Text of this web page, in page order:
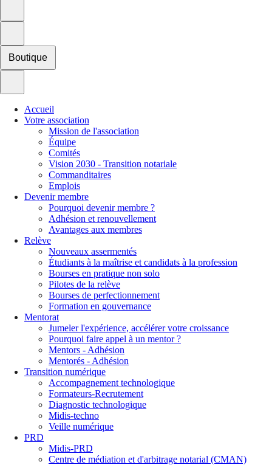
Boutique
Accueil
Votre association
Mission de l'association
Équipe
Comités
Vision 2030 - Transition notariale
Commanditaires
Emplois
Devenir membre
Pourquoi devenir membre ?
Adhésion et renouvellement
Avantages aux membres
Relève
Nouveaux assermentés
Étudiants à la maîtrise et candidats à la profession
Bourses en pratique non solo
Pilotes de la relève
Bourses de perfectionnement
Formation en gouvernance
Mentorat
Jumeler l'expérience, accélérer votre croissance
Pourquoi faire appel à un mentor ?
Mentors - Adhésion
Mentorés - Adhésion
Transition numérique
Accompagnement technologique
Formateurs-Recrutement
Diagnostic technologique
Midis-techno
Veille numérique
PRD
Midis-PRD
Centre de médiation et d'arbitrage notarial (CMAN)